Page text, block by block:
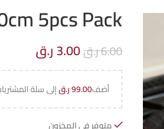
5pcs Pack
6.00ر.ق3.00ر.ق
أضف99.00ر.قإلى سلة
متوفر في المخزون